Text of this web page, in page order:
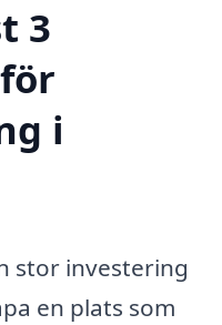
3
i
stor investering
en plats som